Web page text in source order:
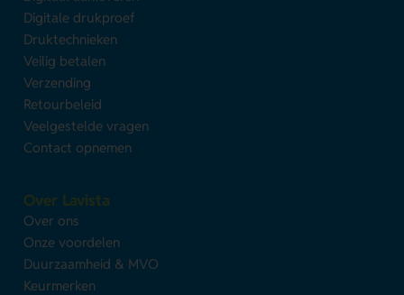
Digitale drukproef
Druktechnieken
Veilig betalen
Verzending
Retourbeleid
Veelgestelde vragen
Contact opnemen
Over Lavista
Over ons
Onze voordelen
Duurzaamheid & MVO
Keurmerken